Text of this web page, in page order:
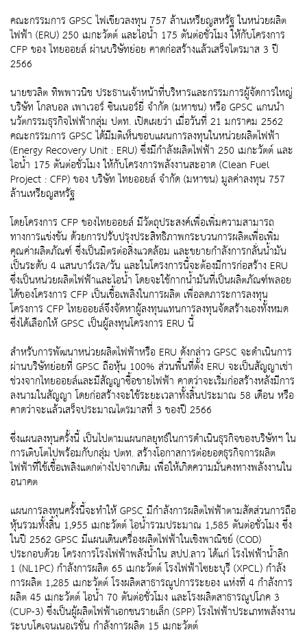
คณะกรรมการ GPSC ไฟเขียวลงทุน 757 ล้านเหรียญสหรัฐ ในหน่วยผลิต
ไฟฟ้า (ERU) 250 เมกะวัตต์ และไอน้ำ 175 ตันต่อชั่วโมง ให้กับโครงการ
CFP ของ ไทยออยล์ ผ่านบริษัทย่อย คาดก่อสร้างแล้วเสร็จไตรมาส 3 ปี
2566
นายชวลิต ทิพพาวนิช ประธานเจ้าหน้าที่บริหารและกรรมการผู้จัดการใหญ่
บริษัท โกลบอล เพาเวอร์ ซินเนอร์ยี่ จำกัด (มหาชน) หรือ GPSC แกนนำ
นวัตกรรมธุรกิจไฟฟ้ากลุ่ม ปตท. เปิดเผยว่า เมื่อวันที่ 21 มกราคม 2562
คณะกรรมการ GPSC ได้มีมติเห็นชอบแผนการลงทุนในหน่วยผลิตไฟฟ้า
(Energy Recovery Unit : ERU) ซึ่งมีกำลังผลิตไฟฟ้า 250 เมกะวัตต์ และ
ไอน้ำ 175 ตันต่อชั่วโมง ให้กับโครงการพลังงานสะอาด (Clean Fuel
Project : CFP) ของ บริษัท ไทยออยล์ จำกัด (มหาชน) มูลค่าลงทุน 757
ล้านเหรียญสหรัฐ
โดยโครงการ CFP ของไทยออยล์ มีวัตถุประสงค์เพื่อเพิ่มความสามารถ
ทางการแข่งขัน ด้วยการปรับปรุงประสิทธิภาพกระบวนการผลิตเพื่อเพิ่ม
คุณค่าผลิตภัณฑ์ ซึ่งเป็นมิตรต่อสิ่งแวดล้อม และขยายกำลังการกลั่นน้ำมัน
เป็นระดับ 4 แสนบาร์เรล/วัน และในโครงการนี้จะต้องมีการก่อสร้าง ERU
ซึ่งเป็นหน่วยผลิตไฟฟ้าและไอน้ำ โดยจะใช้กากน้ำมันที่เป็นผลิตภัณฑ์พลอย
ได้ของโครงการ CFP เป็นเชื้อเพลิงในการผลิต เพื่อลดภาระการลงทุน
โครงการ CFP ไทยออยล์จึงจัดหาผู้ลงทุนแทนการลงทุนจัดสร้างเองทั้งหมด
ซึ่งได้เลือกให้ GPSC เป็นผู้ลงทุนโครงการ ERU นี้
สำหรับการพัฒนาหน่วยผลิตไฟฟ้าหรือ ERU ดังกล่าว GPSC จะดำเนินการ
ผ่านบริษัทย่อยที่ GPSC ถือหุ้น 100% ส่วนพื้นที่ตั้ง ERU จะเป็นสัญญาเช่า
ช่วงจากไทยออยล์และมีสัญญาซื้อขายไฟฟ้า คาดว่าจะเริ่มก่อสร้างหลังมีการ
ลงนามในสัญญา โดยก่อสร้างจะใช้ระยะเวลาทั้งสิ้นประมาณ 58 เดือน หรือ
คาดว่าจะแล้วเสร็จประมาณไตรมาสที่ 3 ของปี 2566
ซึ่งแผนลงทุนครั้งนี้ เป็นไปตามแผนกลยุทธ์ในการดำเนินธุรกิจของบริษัทฯ ใน
การเติบโตไปพร้อมกับกลุ่ม ปตท. สร้างโอกาสการต่อยอดธุรกิจการผลิต
ไฟฟ้าที่ใช้เชื้อเพลิงแตกต่างไปจากเดิม เพื่อให้เกิดความมั่นคงทางพลังงานใน
อนาคต
แผนการลงทุนครั้งนี้จะทำให้ GPSC มีกำลังการผลิตไฟฟ้าตามสัดส่วนการถือ
หุ้นรวมทั้งสิ้น 1,955 เมกะวัตต์ ไอน้ำรวมประมาณ 1,585 ตันต่อชั่วโมง ซึ่ง
ในปี 2562 GPSC มีแผนเดินเครื่องผลิตไฟฟ้าในเชิงพาณิชย์ (COD)
ประกอบด้วย โครงการโรงไฟฟ้าพลังน้ำใน สปป.ลาว ได้แก่ โรงไฟฟ้าน้ำลิก
1 (NL1PC) กำลังการผลิต 65 เมกะวัตต์ โรงไฟฟ้าไซยะบุรี (XPCL) กำลัง
การผลิต 1,285 เมกะวัตต์ โรงผลิตสาธารณูปการระยอง แห่งที่ 4 กำลังการ
ผลิต 45 เมกะวัตต์ ไอน้ำ 70 ตันต่อชั่วโมง และโรงผลิตสาธารณูปโภค 3
(CUP-3) ซึ่งเป็นผู้ผลิตไฟฟ้าเอกชนรายเล็ก (SPP) โรงไฟฟ้าประเภทพลังงาน
ระบบโคเจนเนอเรชั่น กำลังการผลิต 15 เมกะวัตต์